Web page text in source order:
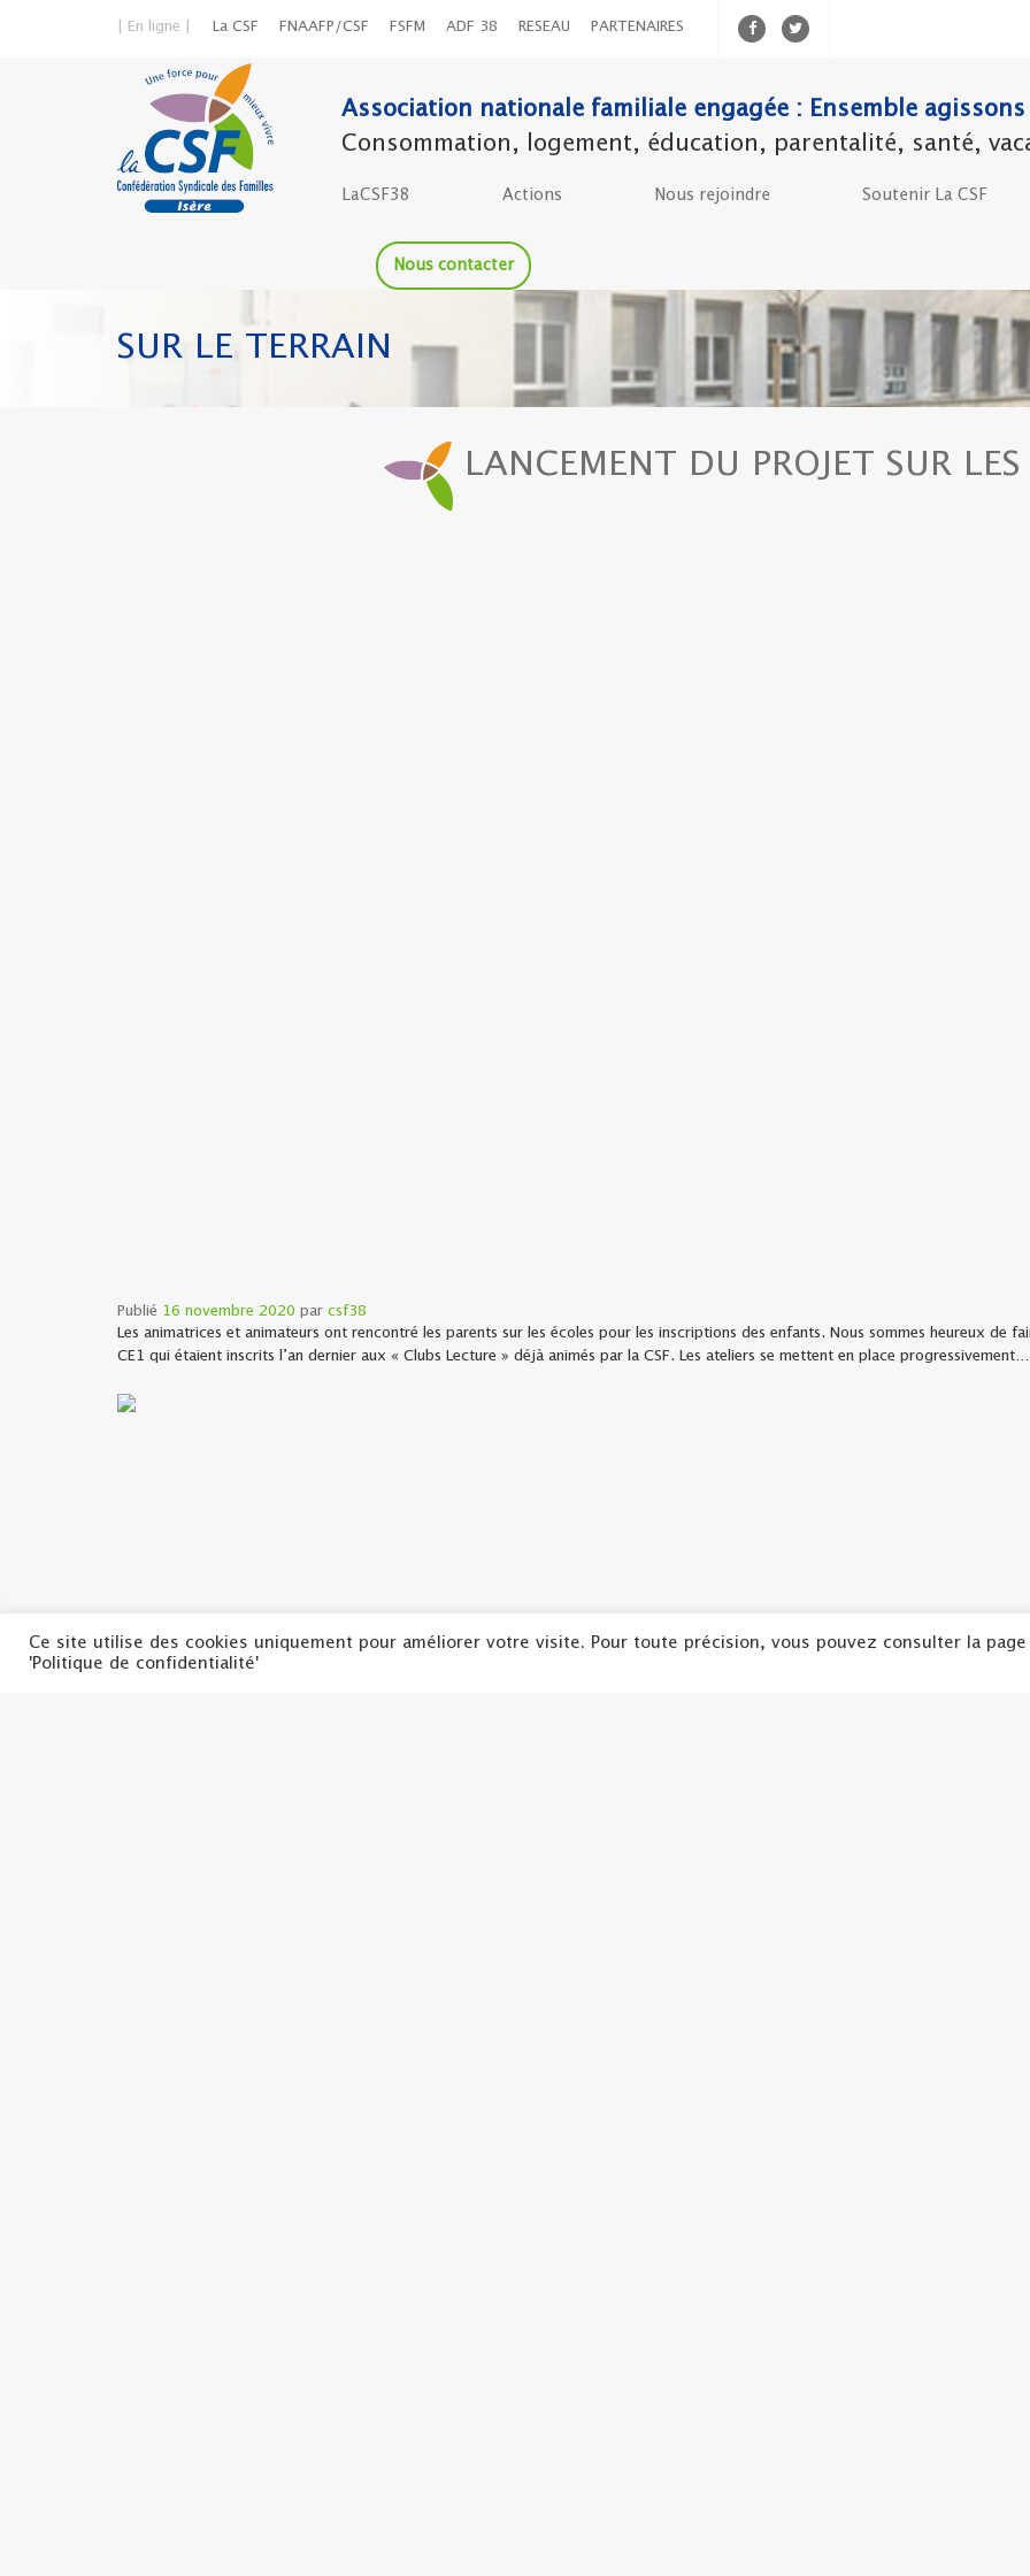
| En ligne | La CSF FNAAFP/CSF FSFM ADF 38 RESEAU PARTENAIRES
Association nationale familiale engagée : Ensemble agissons
Consommation, logement, éducation, parentalité, santé,
LaCSF38 Actions Nous rejoindre Soutenir La CSF
Nous contacter
SUR LE TERRAIN
LANCEMENT DU PROJET SUR LES
Publié 16 novembre 2020 par csf38
Les animatrices et animateurs ont rencontré les parents sur les écoles pour les inscriptions des enfants. Nous sommes heureux de
CE1 qui étaient inscrits l’an dernier aux « Clubs Lecture » déjà animés par la CSF. Les ateliers se mettent en place progressivement…
Ce site utilise des cookies uniquement pour améliorer votre visite. Pour toute précision, vous pouvez consulter la page
'Politique de confidentialité'